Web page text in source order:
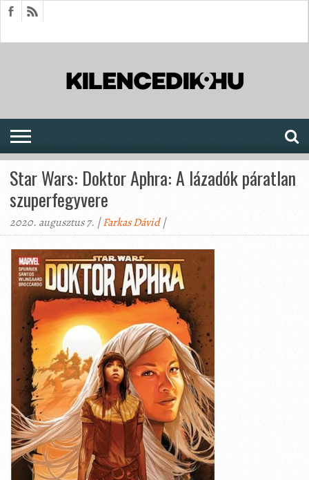
Star Wars: Doktor Aphra: A lázadók páratlan
szuperfegyvere
2020. augusztus 7. |Farkas Dávid|